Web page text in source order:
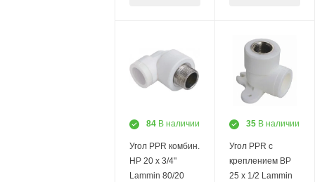
84 В наличии
Угол PPR комбин.
НР 20 х 3/4"
Lammin 80/20
35 В наличии
Угол PPR с
креплением ВР
25 х 1/2 Lammin